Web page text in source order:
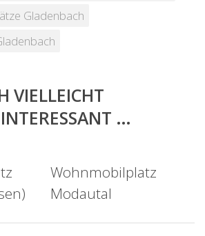
Gladenbach
VIELLEICHT
…
Wohnmobilplatz
Modautal